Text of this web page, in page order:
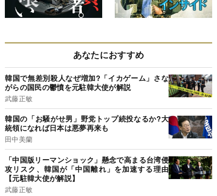
あなたにおすすめ
韓国で無差別殺人なぜ増加?「イカゲーム」さな
がらの国民の鬱憤を元駐韓大使が解説
武藤正敏
韓国の「お騒がせ男」野党トップ続投なるか?大
統領になれば日本は悪夢再来も
田中美蘭
「中国版リーマンショック」懸念で高まる台湾侵
攻リスク、韓国が「中国離れ」を加速する理由
【元駐韓大使が解説】
武藤正敏